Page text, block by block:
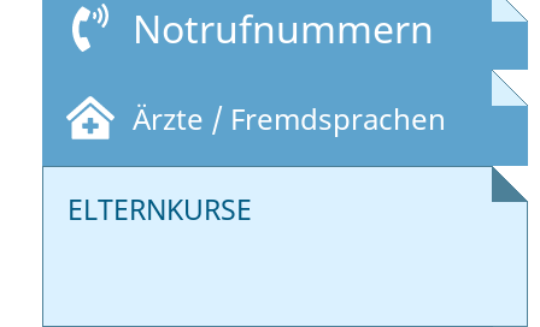
Notrufnummern
Ärzte / Fremdsprachen
ELTERNKURSE